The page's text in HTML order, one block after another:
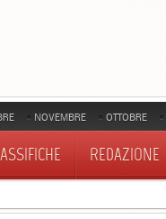
NOVEMBRE OTTOBRE
REDAZIONE